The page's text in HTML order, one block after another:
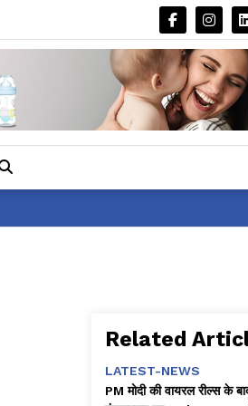
Related
LATEST-NEWS
PM मोदी की वायरल रील्स के